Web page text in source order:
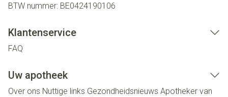
BTW nummer: BE0424190106
Klantenservice
FAQ
Uw apotheek
Over ons Nuttige links Gezondheidsnieuws Apotheker van